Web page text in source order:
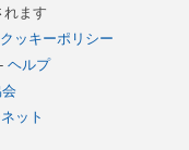
ます
クッキーポリシー
ヘルプ
ット